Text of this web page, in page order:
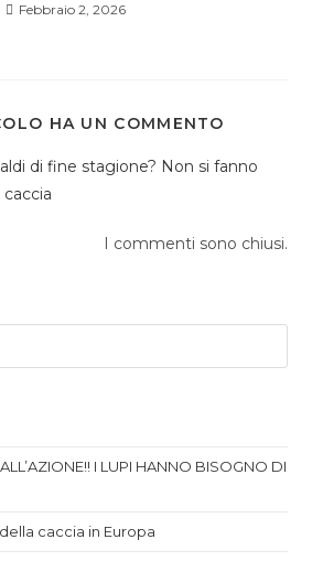
Febbraio 2, 2026
HA UN COMMENTO
di fine stagione? Non si fanno
I commenti sono chiusi.
I LUPI HANNO BISOGNO DI
caccia in Europa